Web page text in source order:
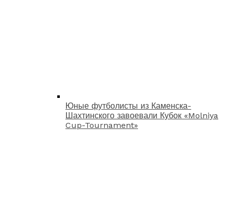
Юные футболисты из Каменска-
Шахтинского завоевали Кубок «Molniya
Cup-Tournament»